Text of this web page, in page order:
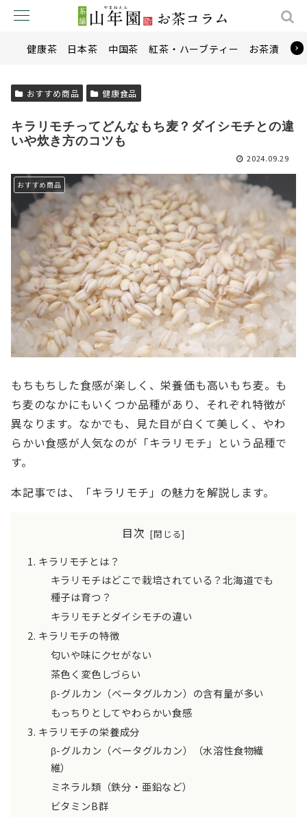
健康茶 日本茶 中国茶 紅茶・ハーブティー お茶漬け
おすすめ商品 健康食品
キラリモチってどんなもち麦？ダイシモチとの違
いや炊き方のコツも
2024.09.29
おすすめ商品
もちもちした食感が楽しく、栄養価も高いもち麦。も
ち麦のなかにもいくつか品種があり、それぞれ特徴が
異なります。なかでも、見た目が白くて美しく、やわ
らかい食感が人気なのが「キラリモチ」という品種で
す。
本記事では、「キラリモチ」の魅力を解説します。
目次
キラリモチとは？
キラリモチはどこで栽培されている？北海道でも
種子は育つ？
キラリモチとダイシモチの違い
キラリモチの特徴
匂いや味にクセがない
茶色く変色しづらい
β-グルカン（ベータグルカン）の含有量が多い
もっちりとしてやわらかい食感
キラリモチの栄養成分
β-グルカン（ベータグルカン）（水溶性食物繊
維）
ミネラル類（鉄分・亜鉛など）
ビタミンB群